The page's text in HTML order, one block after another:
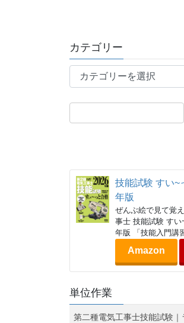
カテゴリー
テ
技能試験 すい~
年版
ぜんぶ絵で見て覚
事士 技能試験 すい
年版 「技能入門講
Amazon
単位作業
第二種電気工事士技能試験｜